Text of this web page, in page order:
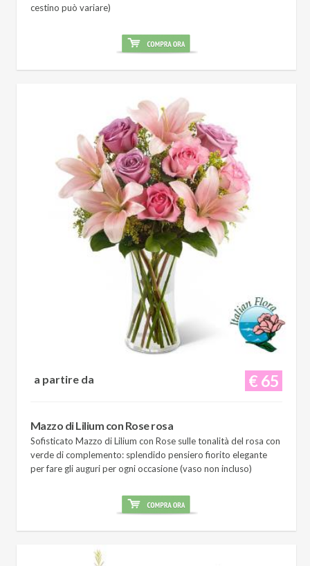
cestino può variare)
€ 65
a partire da
Mazzo di Lilium con Rose rosa
Sofisticato Mazzo di Lilium con Rose sulle tonalità del rosa con
verde di complemento: splendido pensiero fiorito elegante
per fare gli auguri per ogni occasione (vaso non incluso)